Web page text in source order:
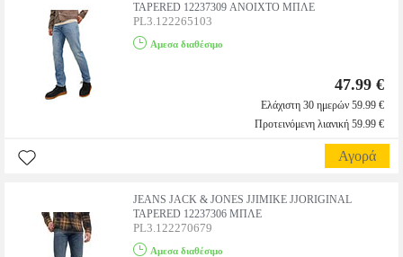
TAPERED 12237309 ΑΝΟΙΧΤΟ ΜΠΛΕ
PL3.122265103
Αμεσα διαθέσιμο
47.99 €
Ελάχιστη 30 ημερών 59.99 €
Προτεινόμενη λιανική 59.99 €
Αγορά
JEANS JACK & JONES JJIMIKE JJORIGINAL
TAPERED 12237306 ΜΠΛΕ
PL3.122270679
Αμεσα διαθέσιμο